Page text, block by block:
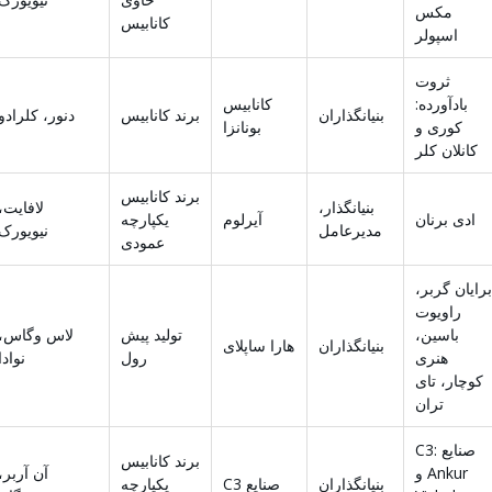
مکس
اسپولر
کانابیس
ثروت
بادآورده:
کوری و
کانلان کلر
بنیانگذاران
کانابیس
بونانزا
برند کانابیس دنور،
ادی برنان
بنیانگذار،
مدیرعامل
آیرلوم
برند کانابیس
یکپارچه
عمودی
برایان گربر،
راویوت
باسین،
هنری
کوچار، تای
تران
بنیانگذاران هارا ساپلای
تولید پیش
رول
لاس
صنایع C3:
Ankur و
بنیانگذاران صنایع C3
برند کانابیس
یکپارچه
آن